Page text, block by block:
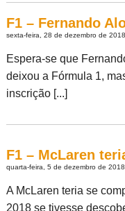
F1 – Fernando
sexta-feira, 28 de dezembro de
Espera-se que
deixou a Fórmula 1,
inscrição [...]
F1 – McLaren
quarta-feira, 5 de dezembro de
A McLaren teria se
2018 se tivesse